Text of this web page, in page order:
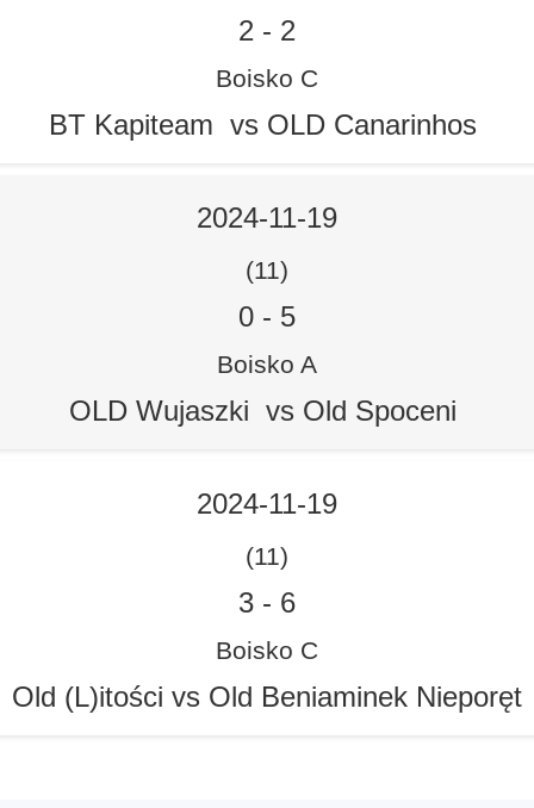
2 - 2
Boisko C
BT Kapiteam vs OLD Canarinhos
2024-11-19
(11)
0 - 5
Boisko A
OLD Wujaszki vs Old Spoceni
2024-11-19
(11)
3 - 6
Boisko C
Old (L)itości vs Old Beniaminek Nieporęt